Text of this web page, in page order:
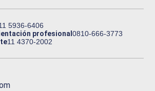
5936-6406
profesional0810-666-3773
11 4370-2002